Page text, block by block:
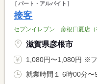
パート・アルバイト
接客
セブンイレブン 彦根日夏店
滋賀県彦根市
1,080円〜1,080円 ※フルタイム求人の場合